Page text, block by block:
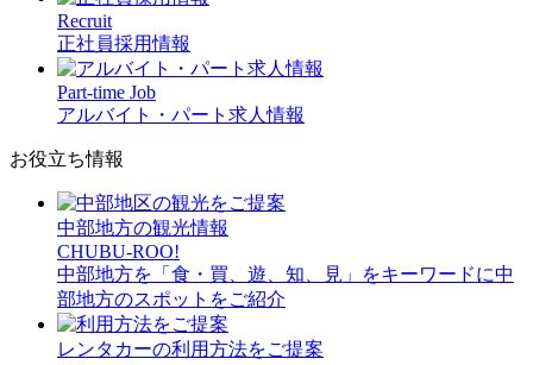
Recruit
正社員採用情報
Part-time Job
アルバイト・パート求人情報
お役立ち情報
中部地方の観光情報
CHUBU-ROO!
中部地方を「食・買、遊、知、見」をキーワードに中
部地方のスポットをご紹介
レンタカーの利用方法をご提案